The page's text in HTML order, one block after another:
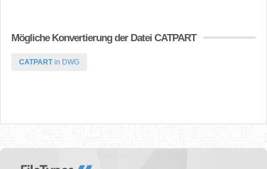
Mögliche Konvertierung der Datei CATPART
CATPARTin DWG